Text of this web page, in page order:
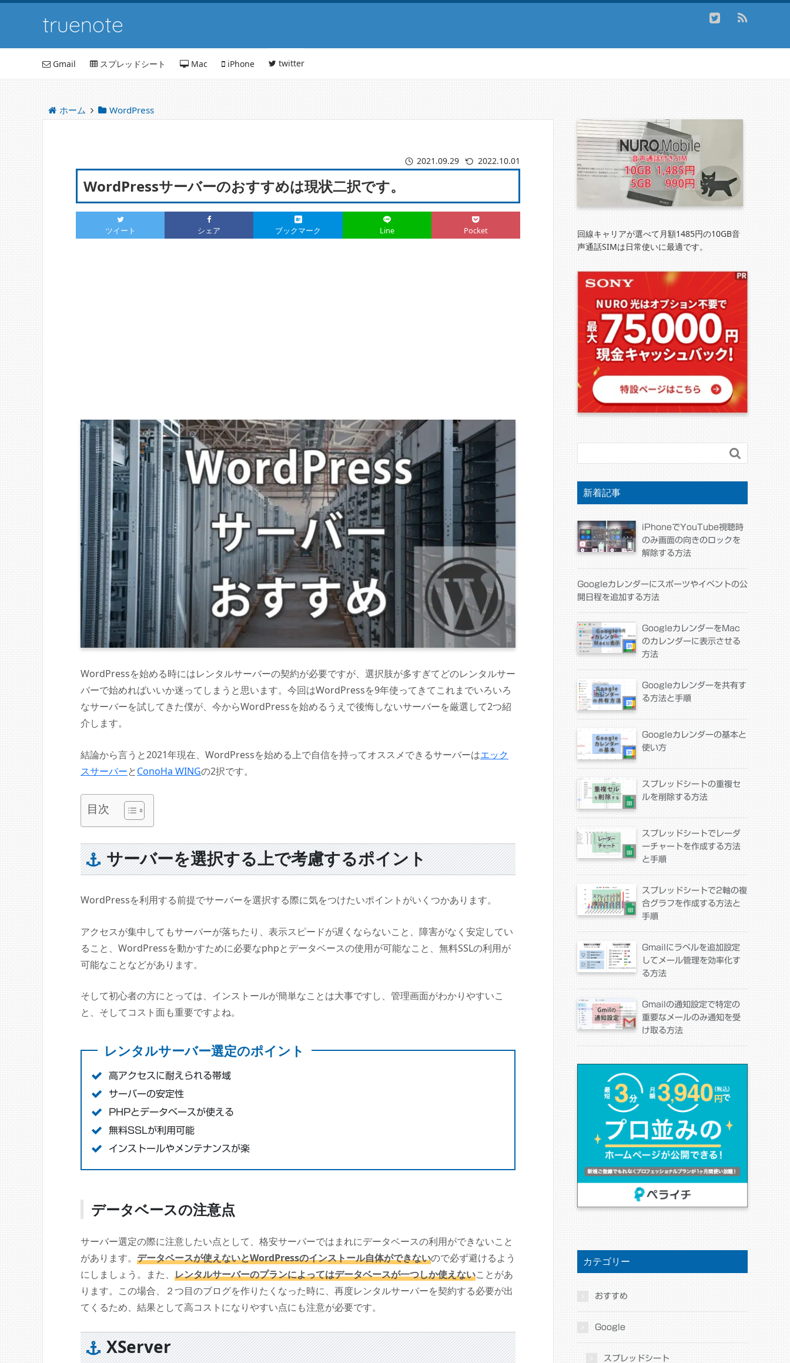
truenote
Gmail スプレッドシート Mac iPhone twitter
ホーム WordPress
2022.10.01
2021.09.29
WordPressサーバーのおすすめは現状二択です。
ツイート シェア ブックマーク Line Pocket
WordPressを始める時にはレンタルサーバーの契約が必要ですが、選択肢が多すぎてどのレンタルサー
バーで始めればいいか迷ってしまうと思います。今回はWordPressを9年使ってきてこれまでいろいろ
なサーバーを試してきた僕が、今からWordPressを始めるうえで後悔しないサーバーを厳選して2つ紹
介します。
結論から言うと2021年現在、WordPressを始める上で自信を持ってオススメできるサーバーはエック
スサーバーとConoHa WINGの2択です。
目次
サーバーを選択する上で考慮するポイント
WordPressを利用する前提でサーバーを選択する際に気をつけたいポイントがいくつかあります。
アクセスが集中してもサーバーが落ちたり、表示スピードが遅くならないこと、障害がなく安定してい
ること、WordPressを動かすために必要なphpとデータベースの使用が可能なこと、無料SSLの利用が
可能なことなどがあります。
そして初心者の方にとっては、インストールが簡単なことは大事ですし、管理画面がわかりやすいこ
と、そしてコスト面も重要ですよね。
レンタルサーバー選定のポイント
高アクセスに耐えられる帯域
サーバーの安定性
PHPとデータベースが使える
無料SSLが利用可能
インストールやメンテナンスが楽
データベースの注意点
サーバー選定の際に注意したい点として、格安サーバーではまれにデータベースの利用ができないこと
があります。 データベースが使えないとWordPressのインストール自体ができないので必ず避けるよう
にしましょう。また、 レンタルサーバーのプランによってはデータベースが一つしか使えないことがあ
ります。この場合、２つ目のブログを作りたくなった時に、再度レンタルサーバーを契約する必要が出
てくるため、結果として高コストになりやすい点にも注意が必要です。
XServer
回線キャリアが選べて月額1485円の10GB音
声通話SIMは日常使いに最適です。

新着記事
iPhoneでYouTube視聴時
のみ画面の向きのロックを
解除する方法
Googleカレンダーにスポーツやイベントの公
開日程を追加する方法
GoogleカレンダーをMac
のカレンダーに表示させる
方法
Googleカレンダーを共有す
る方法と手順
Googleカレンダーの基本と
使い方
スプレッドシートの重複セ
ルを削除する方法
スプレッドシートでレーダ
ーチャートを作成する方法
と手順
スプレッドシートで2軸の複
合グラフを作成する方法と
手順
Gmailにラベルを追加設定
してメール管理を効率化す
る方法
Gmailの通知設定で特定の
重要なメールのみ通知を受
け取る方法
カテゴリー
おすすめ
Google
スプレッドシート